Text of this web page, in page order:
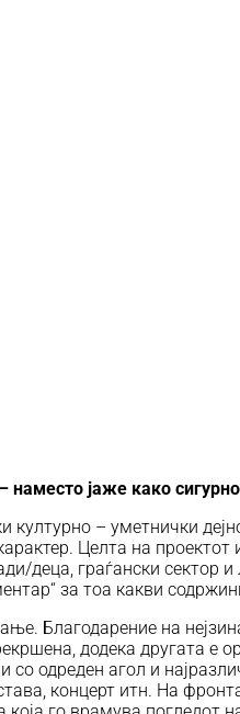
наместо јаже како
– уметнички
Целта на
деца, граѓански сектор
за тоа какви
Благодарение на
додека другата е
одреден агол и
концерт итн. На